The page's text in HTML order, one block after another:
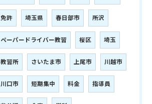
免許 埼玉県 春日部市 所沢
ペーパードライバー教習 桜区 埼玉
教習所 さいたま市 上尾市 川越市
川口市 短期集中 料金 指導員